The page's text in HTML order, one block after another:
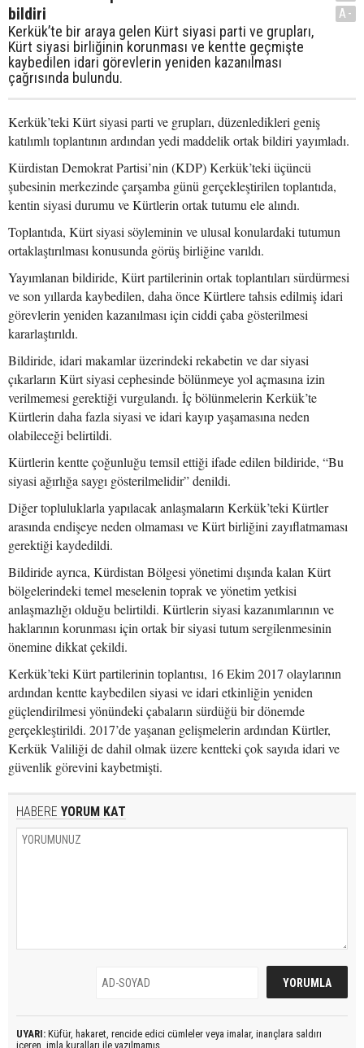
bildiri
Kerkük’te bir araya gelen Kürt siyasi parti ve grupları,
Kürt siyasi birliğinin korunması ve kentte geçmişte
kaybedilen idari görevlerin yeniden kazanılması
çağrısında bulundu.
A-
Kerkük’teki Kürt siyasi parti ve grupları, düzenledikleri geniş
katılımlı toplantının ardından yedi maddelik ortak bildiri yayımladı.
Kürdistan Demokrat Partisi’nin (KDP) Kerkük’teki üçüncü
şubesinin merkezinde çarşamba günü gerçekleştirilen toplantıda,
kentin siyasi durumu ve Kürtlerin ortak tutumu ele alındı.
Toplantıda, Kürt siyasi söyleminin ve ulusal konulardaki tutumun
ortaklaştırılması konusunda görüş birliğine varıldı.
Yayımlanan bildiride, Kürt partilerinin ortak toplantıları sürdürmesi
ve son yıllarda kaybedilen, daha önce Kürtlere tahsis edilmiş idari
görevlerin yeniden kazanılması için ciddi çaba gösterilmesi
kararlaştırıldı.
Bildiride, idari makamlar üzerindeki rekabetin ve dar siyasi
çıkarların Kürt siyasi cephesinde bölünmeye yol açmasına izin
verilmemesi gerektiği vurgulandı. İç bölünmelerin Kerkük’te
Kürtlerin daha fazla siyasi ve idari kayıp yaşamasına neden
olabileceği belirtildi.
Kürtlerin kentte çoğunluğu temsil ettiği ifade edilen bildiride, “Bu
siyasi ağırlığa saygı gösterilmelidir” denildi.
Diğer topluluklarla yapılacak anlaşmaların Kerkük’teki Kürtler
arasında endişeye neden olmaması ve Kürt birliğini zayıflatmaması
gerektiği kaydedildi.
Bildiride ayrıca, Kürdistan Bölgesi yönetimi dışında kalan Kürt
bölgelerindeki temel meselenin toprak ve yönetim yetkisi
anlaşmazlığı olduğu belirtildi. Kürtlerin siyasi kazanımlarının ve
haklarının korunması için ortak bir siyasi tutum sergilenmesinin
önemine dikkat çekildi.
Kerkük’teki Kürt partilerinin toplantısı, 16 Ekim 2017 olaylarının
ardından kentte kaybedilen siyasi ve idari etkinliğin yeniden
güçlendirilmesi yönündeki çabaların sürdüğü bir dönemde
gerçekleştirildi. 2017’de yaşanan gelişmelerin ardından Kürtler,
Kerkük Valiliği de dahil olmak üzere kentteki çok sayıda idari ve
güvenlik görevini kaybetmişti.
HABERE YORUM KAT
UYARI: Küfür, hakaret, rencide edici cümleler veya imalar, inançlara saldırı
içeren, imla kuralları ile yazılmamış,